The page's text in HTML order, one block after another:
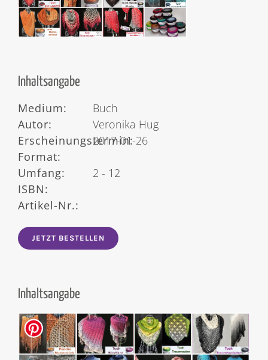
Inhaltsangabe
Medium:
Buch
Autor:
Veronika Hug
Erscheinungstermin:
2017-01-26
Format:
Umfang:
2 - 12
ISBN:
Artikel-Nr.:
JETZT BESTELLEN
Inhaltsangabe